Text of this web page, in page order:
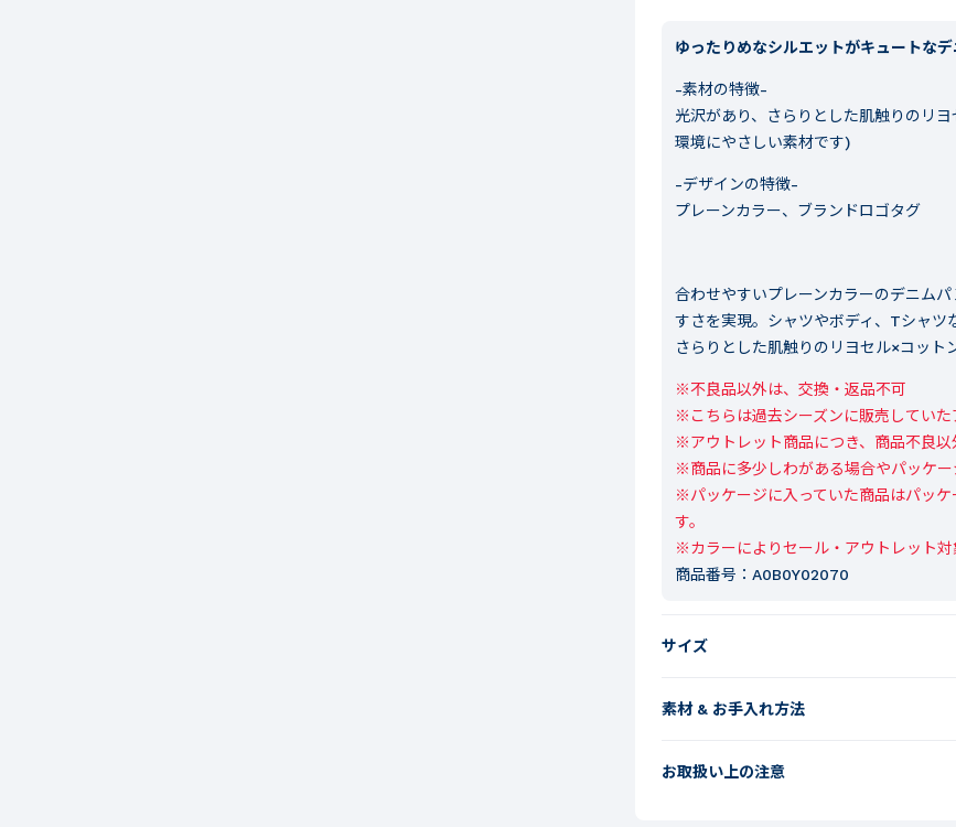
ゆったりめなシルエットがキュートな
-素材の特徴-
光沢があり、さらりとした肌触りのリ
環境にやさしい素材です)
-デザインの特徴-
プレーンカラー、ブランドロゴタグ
合わせやすいプレーンカラーのデニム
すさを実現。シャツやボディ、Tシャツ
さらりとした肌触りのリヨセル×コット
※不良品以外は、交換・返品不可
※こちらは過去シーズンに販売していた
※アウトレット商品につき、商品不良
※商品に多少しわがある場合やパッケ
※パッケージに入っていた商品はパッ
す。
※カラーによりセール・アウトレット対
商品番号： A0B0Y02070
サイズ
素材 & お手入れ方法
お取扱い上の注意